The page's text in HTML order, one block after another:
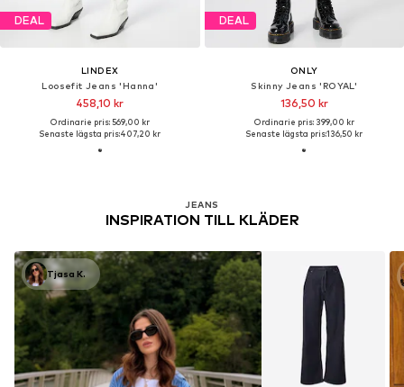
DEAL
LINDEX
Loosefit Jeans 'Hanna'
458,10 kr
Ordinarie pris: 569,00 kr
Senaste lägsta pris:407,20 kr
JEANS
INSPIRATION TILL KLÄDER
Tjasa K.
DEAL
ONLY
Skinny Jeans 'ROYAL'
136,50 kr
Ordinarie pris: 399,00 kr
Senaste lägsta pris:136,50 kr